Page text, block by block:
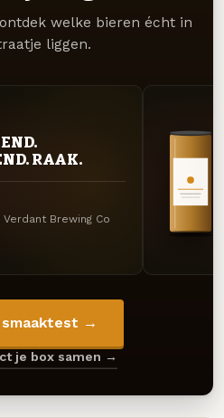
welke bieren écht in
liggen.
RAAK.
Verdant Brewing Co
smaaktest →
je box samen →